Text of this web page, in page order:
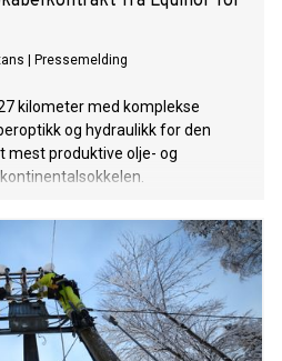
Pressemelding
kilometer med komplekse
og hydraulikk for den
mest produktive olje- og